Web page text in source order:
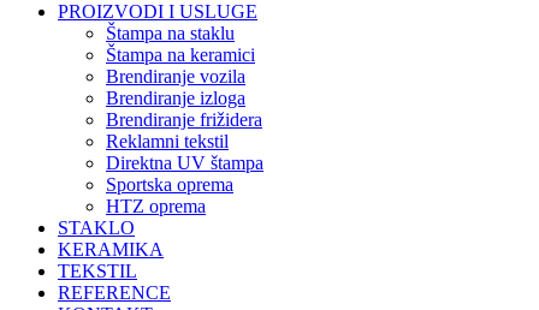
PROIZVODI I USLUGE
Štampa na staklu
Štampa na keramici
Brendiranje vozila
Brendiranje izloga
Brendiranje frižidera
Reklamni tekstil
Direktna UV štampa
Sportska oprema
HTZ oprema
STAKLO
KERAMIKA
TEKSTIL
REFERENCE